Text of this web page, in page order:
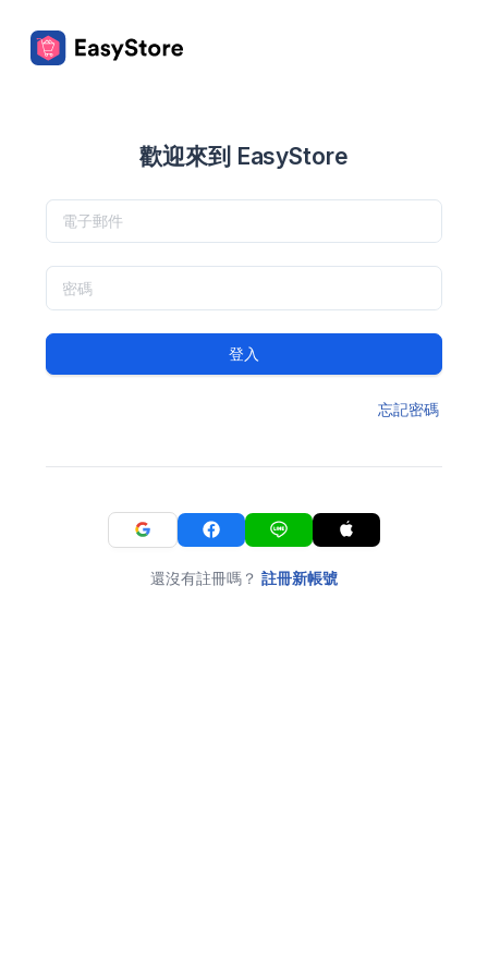
歡迎來到 EasyStore
登入
忘記密碼
還沒有註冊嗎？ 註冊新帳號